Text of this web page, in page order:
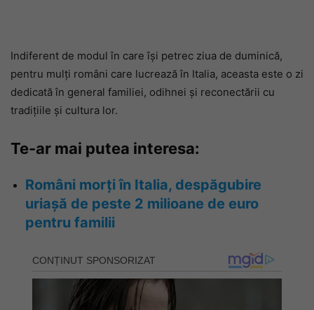
Indiferent de modul în care își petrec ziua de duminică,
pentru mulți români care lucrează în Italia, aceasta este o zi
dedicată în general familiei, odihnei și reconectării cu
tradițiile și cultura lor.
Te-ar mai putea interesa:
Români morți în Italia, despăgubire
uriașă de peste 2 milioane de euro
pentru familii